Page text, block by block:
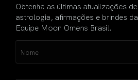
Obtenha as últimas atualizações de
astrologia, afirmações e brindes da
Equipe Moon Omens Brasil.
(obrigatório)